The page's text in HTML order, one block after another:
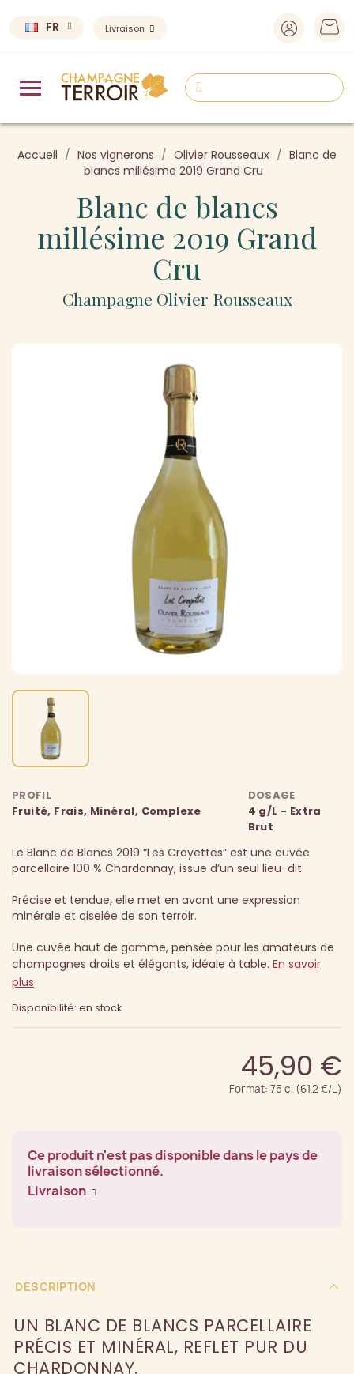
FR Livraison
Accueil Nos vignerons Olivier Rousseaux
Blanc de
blancs millésime 2019 Grand Cru
Blanc de blancs
millésime 2019 Grand
Cru
Champagne Olivier Rousseaux
PROFIL
Fruité, Frais, Minéral, Complexe
DOSAGE
4 g/L - Extra
Brut
Le Blanc de Blancs 2019 “Les Croyettes” est une cuvée
parcellaire 100 % Chardonnay, issue d’un seul lieu-dit.
Précise et tendue, elle met en avant une expression
minérale et ciselée de son terroir.
Une cuvée haut de gamme, pensée pour les amateurs de
champagnes droits et élégants, idéale à table. En savoir
plus
Disponibilité: en stock
45,90 €
Format: 75 cl (61.2 €/L)
Ce produit n'est pas disponible dans le pays de
livraison sélectionné.
Livraison
DESCRIPTION
UN BLANC DE BLANCS PARCELLAIRE
PRÉCIS ET MINÉRAL, REFLET PUR DU
CHARDONNAY.